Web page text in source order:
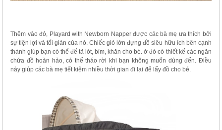
Thêm vào đó, Playard with Newborn Napper được các bà mẹ ưa thích bởi
sự tiện lợi và tối giản của nó. Chiếc giỏ lớn đựng đồ siêu hữu ích bên cạnh
thành giúp bạn có thể để tã lót, bỉm, khăn cho bé. ở đó có thiết kế các ngăn
chứa đồ hoàn hảo, có thể tháo rời khi bạn không muốn dùng đến. Điều
này giúp các bà mẹ tiết kiệm nhiều thời gian đi lại để lấy đồ cho bé.